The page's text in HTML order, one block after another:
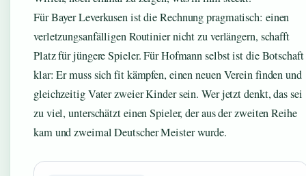
Für Bayer Leverkusen ist die Rechnung pragmatisch: einen
verletzungsanfälligen Routinier nicht zu verlängern, schafft
Platz für jüngere Spieler. Für Hofmann selbst ist die Botschaft
klar: Er muss sich fit kämpfen, einen neuen Verein finden und
gleichzeitig Vater zweier Kinder sein. Wer jetzt denkt, das sei
zu viel, unterschätzt einen Spieler, der aus der zweiten Reihe
kam und zweimal Deutscher Meister wurde.